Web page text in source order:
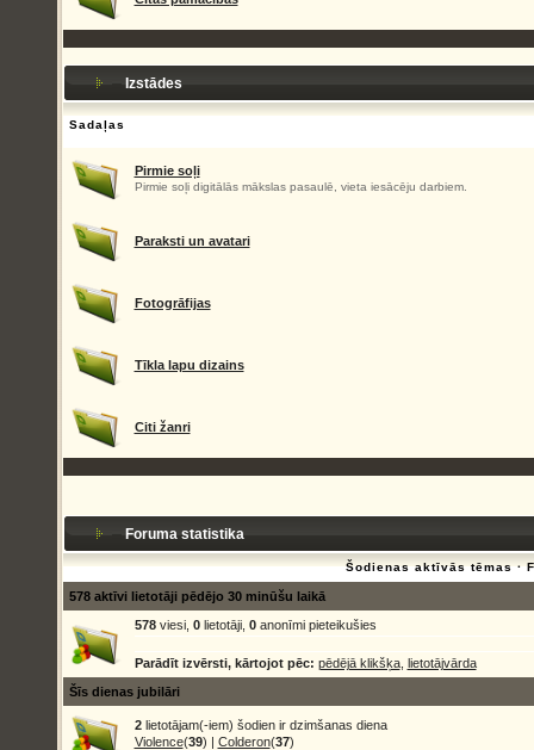
Izstādes
Sadaļas
Pirmie soļi
Pirmie soļi digitālās mākslas pasaulē, vieta iesācēju darbiem.
Paraksti un avatari
Fotogrāfijas
Tīkla lapu dizains
Citi žanri
Foruma statistika
Šodienas aktīvās tēmas·
578 aktīvi lietotāji pēdējo 30 minūšu laikā
578viesi, 0lietotāji, 0anonīmi pieteikušies
Parādīt izvērsti, kārtojot pēc: pēdējā klikšķa, lietotājvārda
Šīs dienas jubilāri
2lietotājam(-iem) šodien ir dzimšanas diena
Violence(39) | Colderon(37)